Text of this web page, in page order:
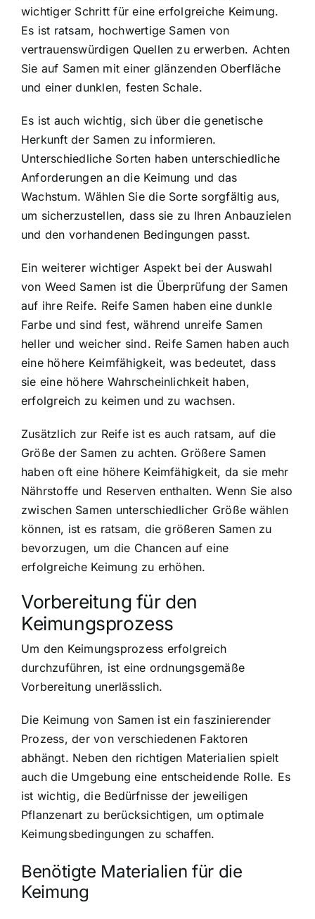
wichtiger Schritt für eine erfolgreiche Keimung.
Es ist ratsam, hochwertige Samen von
vertrauenswürdigen Quellen zu erwerben. Achten
Sie auf Samen mit einer glänzenden Oberfläche
und einer dunklen, festen Schale.
Es ist auch wichtig, sich über die genetische
Herkunft der Samen zu informieren.
Unterschiedliche Sorten haben unterschiedliche
Anforderungen an die Keimung und das
Wachstum. Wählen Sie die Sorte sorgfältig aus,
um sicherzustellen, dass sie zu Ihren Anbauzielen
und den vorhandenen Bedingungen passt.
Ein weiterer wichtiger Aspekt bei der Auswahl
von Weed Samen ist die Überprüfung der Samen
auf ihre Reife. Reife Samen haben eine dunkle
Farbe und sind fest, während unreife Samen
heller und weicher sind. Reife Samen haben auch
eine höhere Keimfähigkeit, was bedeutet, dass
sie eine höhere Wahrscheinlichkeit haben,
erfolgreich zu keimen und zu wachsen.
Zusätzlich zur Reife ist es auch ratsam, auf die
Größe der Samen zu achten. Größere Samen
haben oft eine höhere Keimfähigkeit, da sie mehr
Nährstoffe und Reserven enthalten. Wenn Sie also
zwischen Samen unterschiedlicher Größe wählen
können, ist es ratsam, die größeren Samen zu
bevorzugen, um die Chancen auf eine
erfolgreiche Keimung zu erhöhen.
Vorbereitung für den
Keimungsprozess
Um den Keimungsprozess erfolgreich
durchzuführen, ist eine ordnungsgemäße
Vorbereitung unerlässlich.
Die Keimung von Samen ist ein faszinierender
Prozess, der von verschiedenen Faktoren
abhängt. Neben den richtigen Materialien spielt
auch die Umgebung eine entscheidende Rolle. Es
ist wichtig, die Bedürfnisse der jeweiligen
Pflanzenart zu berücksichtigen, um optimale
Keimungsbedingungen zu schaffen.
Benötigte Materialien für die
Keimung